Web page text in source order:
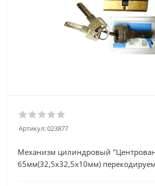
Артикул:023877
Механизм цилиндровый
65мм(32,5х32,5х10мм)